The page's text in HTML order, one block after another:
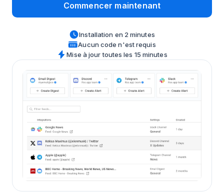
Commencer maintenant
Installation en 2 minutes
Aucun code n'est requis
Mise à jour toutes les 15 minutes